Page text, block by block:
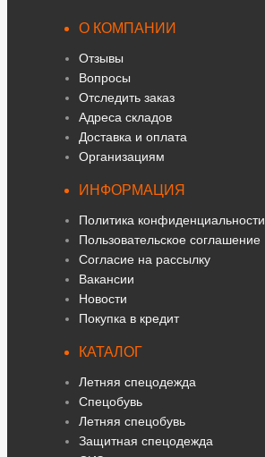
О КОМПАНИИ
Отзывы
Вопросы
Отследить заказ
Адреса складов
Доставка и оплата
Организациям
ИНФОРМАЦИЯ
Политика конфиденциальности
Пользовательское соглашение
Согласие на рассылку
Вакансии
Новости
Покупка в кредит
КАТАЛОГ
Летняя спецодежда
Спецобувь
Летняя спецобувь
Защитная спецодежда